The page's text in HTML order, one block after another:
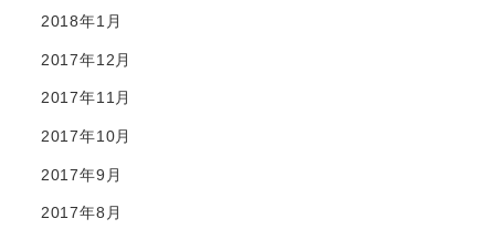
2018年1月
2017年12月
2017年11月
2017年10月
2017年9月
2017年8月